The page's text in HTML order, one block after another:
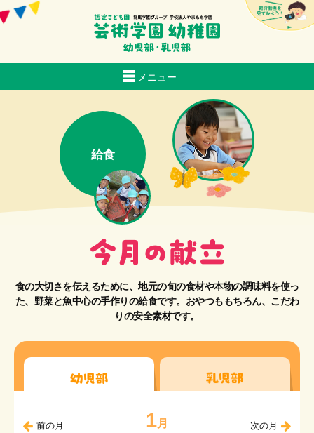
メニュー
おいしい給食
スクールバス経路マップ
子育て支援
芸術日記
在園児の保護者専用ページ
お問い合わせ
メニューを閉じる
給食
食の大切さを伝えるために、地元の旬の食材や本物の調味料を使っ
た、野菜と魚中心の手作りの給食です。おやつももちろん、こだわ
りの安全素材です。
1月
前の月 次の月